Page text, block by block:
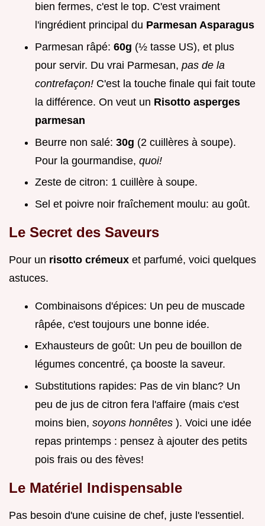
bien fermes, c'est le top. C'est vraiment
l'ingrédient principal du Parmesan Asparagus
Parmesan râpé: 60g (½ tasse US), et plus
pour servir. Du vrai Parmesan, pas de la
contrefaçon! C'est la touche finale qui fait toute
la différence. On veut un Risotto asperges
parmesan
Beurre non salé: 30g (2 cuillères à soupe).
Pour la gourmandise, quoi!
Zeste de citron: 1 cuillère à soupe.
Sel et poivre noir fraîchement moulu: au goût.
Le Secret des Saveurs
Pour un risotto crémeux et parfumé, voici quelques
astuces.
Combinaisons d'épices: Un peu de muscade
râpée, c'est toujours une bonne idée.
Exhausteurs de goût: Un peu de bouillon de
légumes concentré, ça booste la saveur.
Substitutions rapides: Pas de vin blanc? Un
peu de jus de citron fera l'affaire (mais c'est
moins bien, soyons honnêtes ). Voici une idée
repas printemps : pensez à ajouter des petits
pois frais ou des fèves!
Le Matériel Indispensable
Pas besoin d'une cuisine de chef, juste l'essentiel.